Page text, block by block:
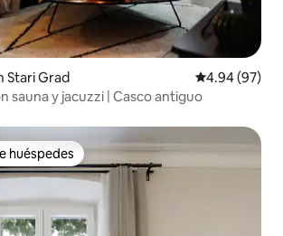
Stari Grad Calificación
4.94 (97)
sauna y jacuzzi | Casco antiguo
preferido
huéspedes